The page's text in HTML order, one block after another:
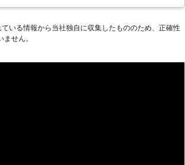
れば、遠隔操作で簡単な設定や使い方
勝手に電源が落ちたりするなどトラブ
ルが悪化するおそれがあります。そう
ないトラブルであれば当社にお任せく
いる情報から当社独⾃に収集したもののため、正確性
せん。